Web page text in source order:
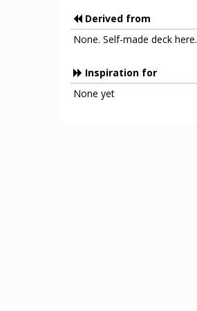
Derived from
None. Self-made deck here.
Inspiration for
None yet